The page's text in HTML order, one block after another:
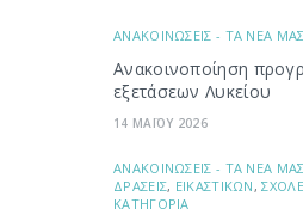
ΑΝΑΚΟΙΝΩΣΕΙΣ - ΤΑ ΝΕΑ ΜΑΣ
Ανακοινοποίηση
εξετάσεων Λυκείου
14 ΜΑΪΟΥ 2026
ΑΝΑΚΟΙΝΩΣΕΙΣ - ΤΑ ΝΕΑ ΜΑΣ
ΔΡΑΣΕΙΣ, ΕΙΚΑΣΤΙΚΩΝ,
ΚΑΤΗΓΟΡΙΑ